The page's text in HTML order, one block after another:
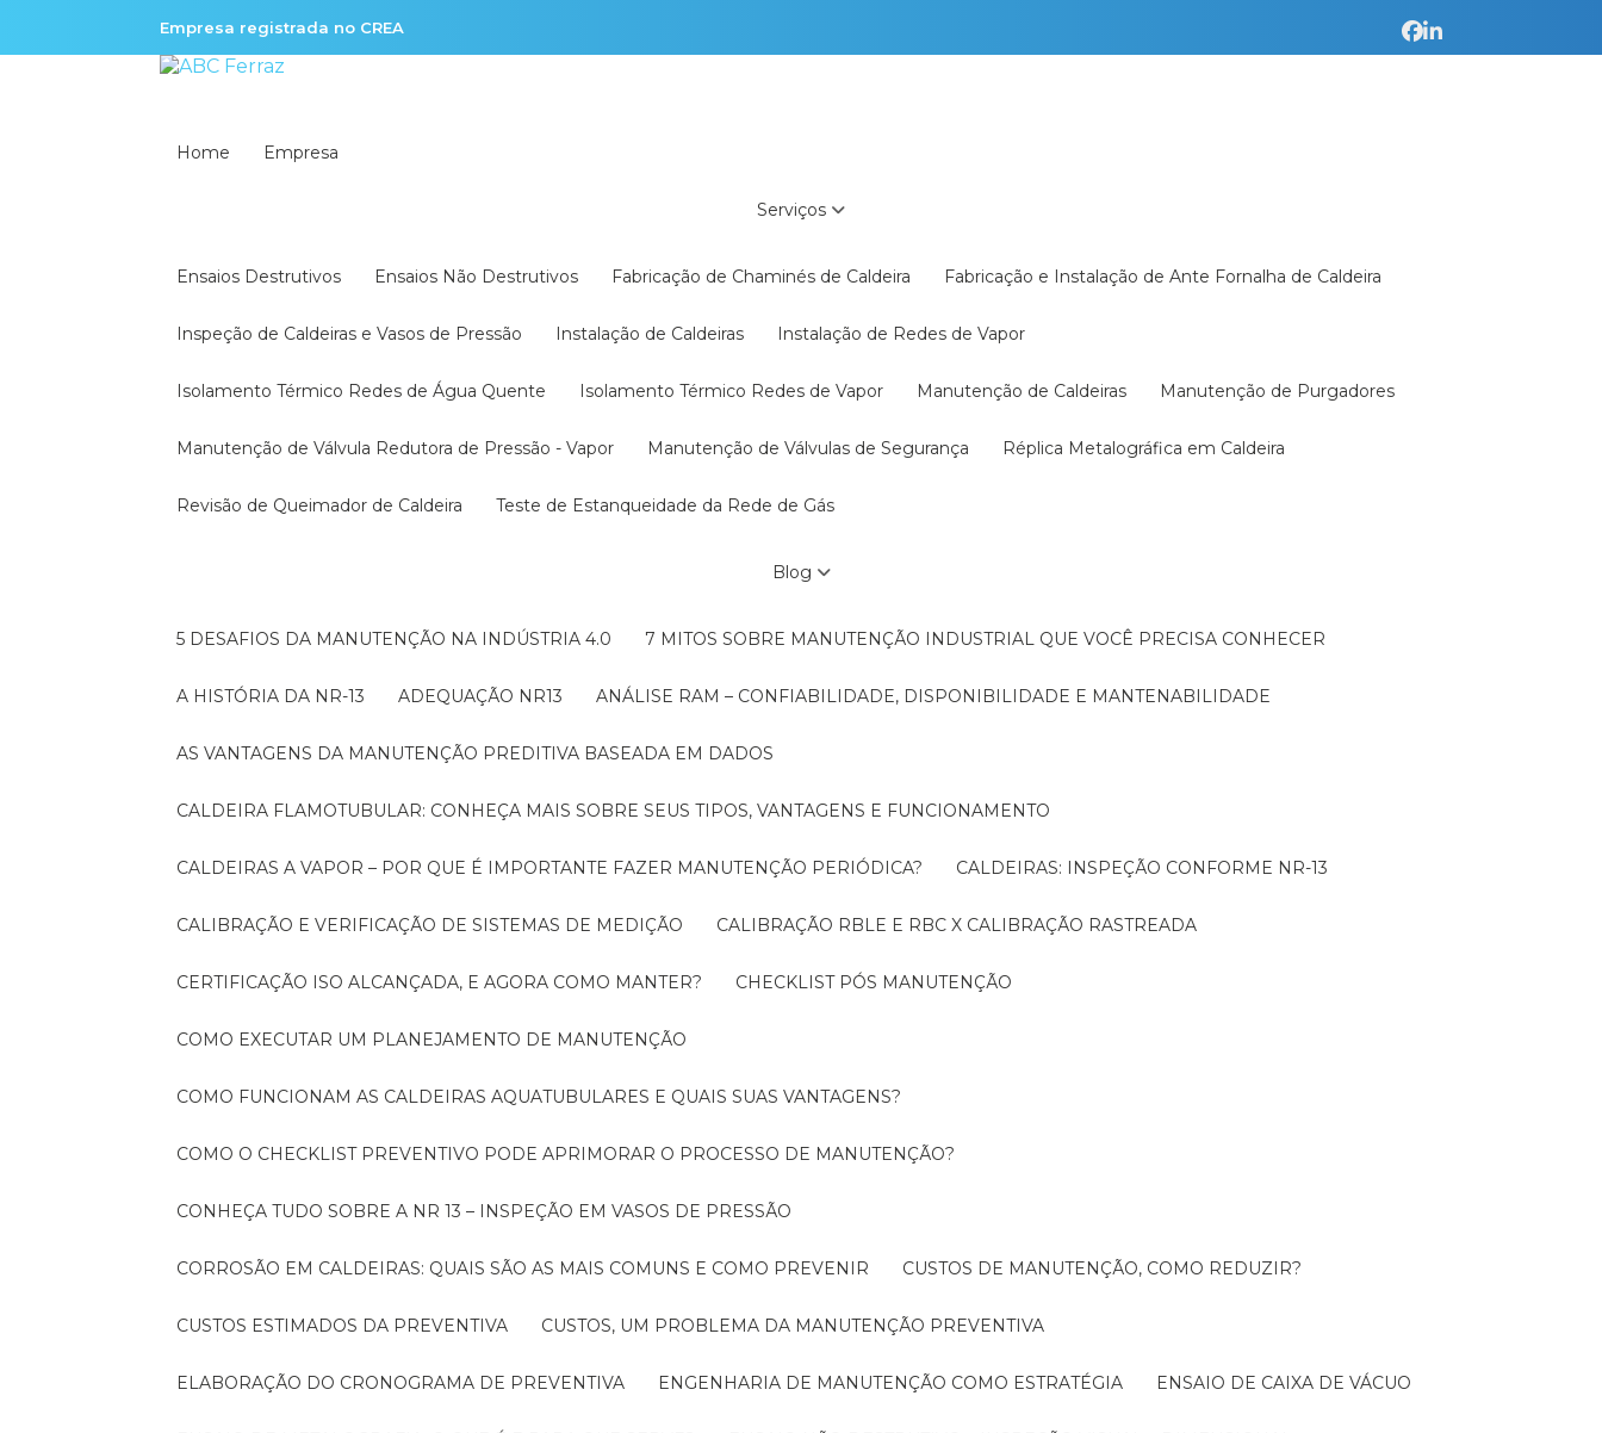
Empresa registrada no CREA
Home Empresa
Serviços
Ensaios Destrutivos Ensaios Não Destrutivos Fabricação de Chaminés de Caldeira Fabricação e Instalação de Ante Fornalha de Caldeira
Inspeção de Caldeiras e Vasos de Pressão Instalação de Caldeiras Instalação de Redes de Vapor
Isolamento Térmico Redes de Água Quente Isolamento Térmico Redes de Vapor Manutenção de Caldeiras Manutenção de Purgadores
Manutenção de Válvula Redutora de Pressão - Vapor Manutenção de Válvulas de Segurança Réplica Metalográfica em Caldeira
Revisão de Queimador de Caldeira Teste de Estanqueidade da Rede de Gás
Blog
5 DESAFIOS DA MANUTENÇÃO NA INDÚSTRIA 4.0 7 MITOS SOBRE MANUTENÇÃO INDUSTRIAL QUE VOCÊ PRECISA CONHECER
A HISTÓRIA DA NR-13 ADEQUAÇÃO NR13 ANÁLISE RAM – CONFIABILIDADE, DISPONIBILIDADE E MANTENABILIDADE
AS VANTAGENS DA MANUTENÇÃO PREDITIVA BASEADA EM DADOS
CALDEIRA FLAMOTUBULAR: CONHEÇA MAIS SOBRE SEUS TIPOS, VANTAGENS E FUNCIONAMENTO
CALDEIRAS A VAPOR – POR QUE É IMPORTANTE FAZER MANUTENÇÃO PERIÓDICA? CALDEIRAS: INSPEÇÃO CONFORME NR-13
CALIBRAÇÃO E VERIFICAÇÃO DE SISTEMAS DE MEDIÇÃO CALIBRAÇÃO RBLE E RBC X CALIBRAÇÃO RASTREADA
CERTIFICAÇÃO ISO ALCANÇADA, E AGORA COMO MANTER? CHECKLIST PÓS MANUTENÇÃO
COMO EXECUTAR UM PLANEJAMENTO DE MANUTENÇÃO
COMO FUNCIONAM AS CALDEIRAS AQUATUBULARES E QUAIS SUAS VANTAGENS?
COMO O CHECKLIST PREVENTIVO PODE APRIMORAR O PROCESSO DE MANUTENÇÃO?
CONHEÇA TUDO SOBRE A NR 13 – INSPEÇÃO EM VASOS DE PRESSÃO
CORROSÃO EM CALDEIRAS: QUAIS SÃO AS MAIS COMUNS E COMO PREVENIR CUSTOS DE MANUTENÇÃO, COMO REDUZIR?
CUSTOS ESTIMADOS DA PREVENTIVA CUSTOS, UM PROBLEMA DA MANUTENÇÃO PREVENTIVA
ELABORAÇÃO DO CRONOGRAMA DE PREVENTIVA ENGENHARIA DE MANUTENÇÃO COMO ESTRATÉGIA ENSAIO DE CAIXA DE VÁCUO